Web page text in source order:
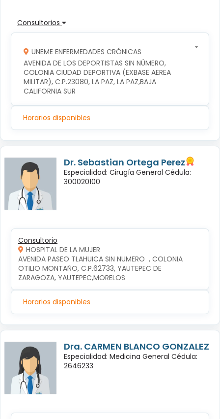
Consultorios
UNEME ENFERMEDADES CRÓNICAS
AVENIDA DE LOS DEPORTISTAS SIN NÚMERO,
COLONIA CIUDAD DEPORTIVA (EXBASE AEREA
MILITAR), C.P.23080, LA PAZ, LA PAZ,BAJA
CALIFORNIA SUR
Horarios disponibles
Dr. Sebastian Ortega Perez
Especialidad: Cirugía General Cédula:
300020100
Consultorio
HOSPITAL DE LA MUJER
AVENIDA PASEO TLAHUICA SIN NUMERO  , COLONIA
OTILIO MONTAÑO, C.P.62733, YAUTEPEC DE
ZARAGOZA, YAUTEPEC,MORELOS
Horarios disponibles
Dra. CARMEN BLANCO GONZALEZ
Especialidad: Medicina General Cédula:
2646233